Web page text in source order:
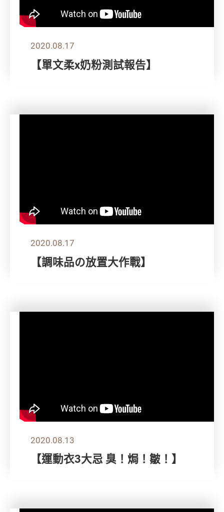
2020.08.17
【單文柔x奶粉測試報告】
2020.08.17
【調味品の放置大作戰】
2020.08.13
【運動衣3大忌 臭！焗！皺！】